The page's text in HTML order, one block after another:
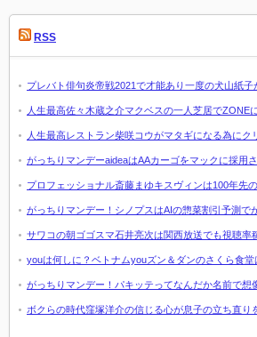
RSS
プレバト俳句炎帝戦2021で才能あり一度の犬山紙子
人生最高佐々木蔵之介マクベスの一人芝居でZONE
人生最高レストラン柴咲コウがマタギになる為にク
がっちりマンデーaideaはAAカーゴをマックに採用
プロフェッショナル斎藤まゆキスヴィンは100年先
がっちりマンデー！シノプスはAIの惣菜割引予測で
サワコの朝ゴゴスマ石井亮次は関西放送でも視聴率
youは何しに？ベトナムyouズン＆ダンのさくら食堂
がっちりマンデー！パキッテってなんだか名前で想
ボクらの時代窪塚洋介の信じる心が息子の立ち直り